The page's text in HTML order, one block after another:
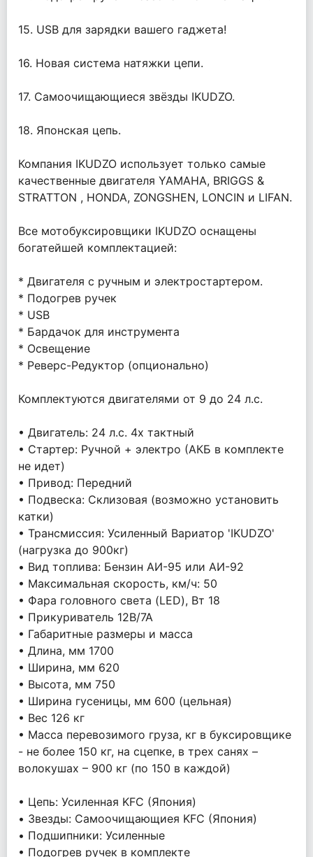
15. USB для зарядки вашего гаджета!
16. Новая система натяжки цепи.
17. Самоочищающиеся звёзды IKUDZO.
18. Японская цепь.
Компания IKUDZO использует только самые
качественные двигателя YAMAHA, BRIGGS &
STRATTON , HONDA, ZONGSHEN, LONCIN и LIFAN.
Все мотобуксировщики IKUDZO оснащены
богатейшей комплектацией:
* Двигателя с ручным и электростартером.
* Подогрев ручек
* USB
* Бардачок для инструмента
* Освещение
* Реверс-Редуктор (опционально)
Комплектуются двигателями от 9 до 24 л.с.
• Двигатель: 24 л.с. 4х тактный
• Стартер: Ручной + электро (АКБ в комплекте
не идет)
• Привод: Передний
• Подвеска: Склизовая (возможно установить
катки)
• Трансмиссия: Усиленный Вариатор 'IKUDZO'
(нагрузка до 900кг)
• Вид топлива: Бензин АИ-95 или АИ-92
• Максимальная скорость, км/ч: 50
• Фара головного света (LED), Вт 18
• Прикуриватель 12В/7А
• Габаритные размеры и масса
• Длина, мм 1700
• Ширина, мм 620
• Высота, мм 750
• Ширина гусеницы, мм 600 (цельная)
• Вес 126 кг
• Масса перевозимого груза, кг в буксировщике
- не более 150 кг, на сцепке, в трех санях –
волокушах – 900 кг (по 150 в каждой)
• Цепь: Усиленная KFC (Япония)
• Звезды: Самоочищающиея KFC (Япония)
• Подшипники: Усиленные
• Подогрев ручек в комплекте